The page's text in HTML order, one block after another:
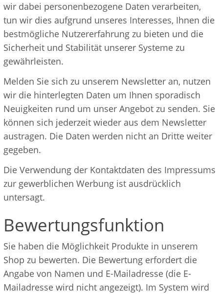
wir dabei personenbezogene Daten verarbeiten,
tun wir dies aufgrund unseres Interesses, Ihnen die
bestmögliche Nutzererfahrung zu bieten und die
Sicherheit und Stabilität unserer Systeme zu
gewährleisten.
Melden Sie sich zu unserem Newsletter an, nutzen
wir die hinterlegten Daten um Ihnen sporadisch
Neuigkeiten rund um unser Angebot zu senden. Sie
können sich jederzeit wieder aus dem Newsletter
austragen. Die Daten werden nicht an Dritte weiter
gegeben.
Die Verwendung der Kontaktdaten des Impressums
zur gewerblichen Werbung ist ausdrücklich
untersagt.
Bewertungsfunktion
Sie haben die Möglichkeit Produkte in unserem
Shop zu bewerten. Die Bewertung erfordert die
Angabe von Namen und E-Mailadresse (die E-
Mailadresse wird nicht angezeigt). Im System wird